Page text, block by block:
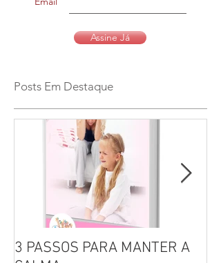
Assine Já
Posts Em Destaque
3 PASSOS PARA MANTER A